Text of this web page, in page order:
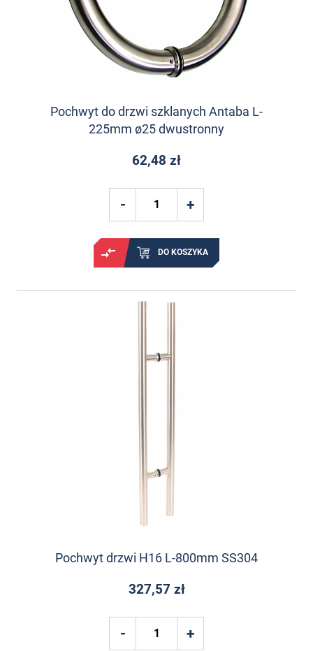
Pochwyt do drzwi szklanych Antaba L-
225mm ø25 dwustronny
62,48 zł
DO KOSZYKA
Pochwyt drzwi H16 L-800mm SS304
327,57 zł